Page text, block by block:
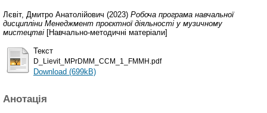
Лєвіт, Дмитро Анатолійович (2023) Робоча програма навчальної
дисципліни Менеджмент проєктної діяльності у музичному
мистецтві [Навчально-методичні матеріали]
Текст
D_Lievit_MPrDMM_CCM_1_FMMH.pdf
Download (699kB)
Анотація